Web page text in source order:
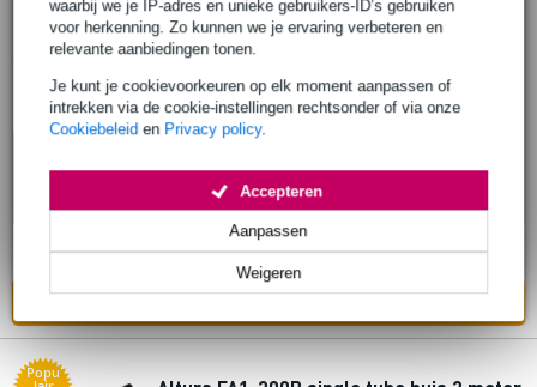
waarbij we je IP-adres en unieke gebruikers-ID’s gebruiken
voor herkenning. Zo kunnen we je ervaring verbeteren en
relevante aanbiedingen tonen.
Je kunt je cookievoorkeuren op elk moment aanpassen of
intrekken via de cookie-instellingen rechtsonder of via onze
Cookiebeleid en Privacy policy.
Weigeren
Aanpassen
Accepteren
Popu
ALTURA: Pro
Geprijsd
Altura FA34-300 vierkant truss 3 meter
Adviesprijs € 270,- € 269,-
Ook in1 winkelop voorraad
Popu